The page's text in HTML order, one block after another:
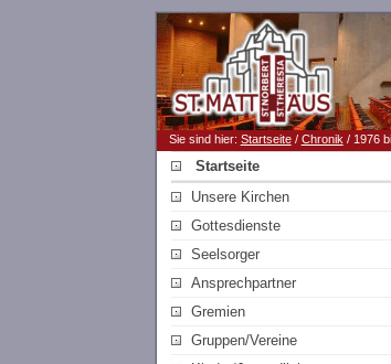
Sie sind hier: Startseite/ Chronik / 1976
Startseite
Unsere Kirchen
Gottesdienste
Seelsorger
Ansprechpartner
Gremien
Gruppen/Vereine